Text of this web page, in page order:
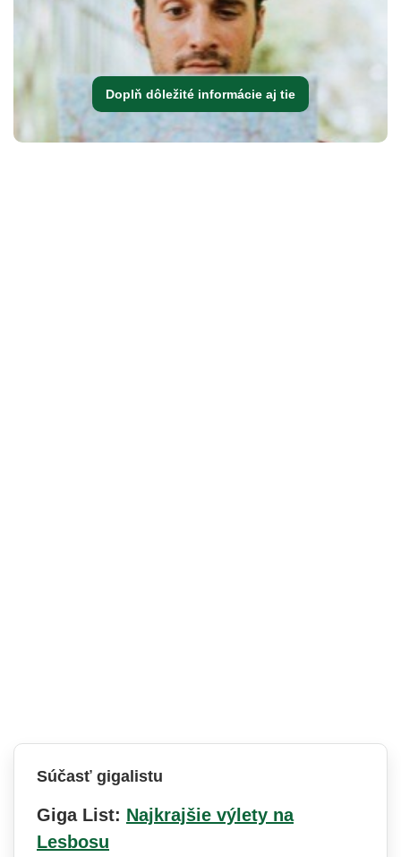
Doplň dôležité informácie aj tie
Súčasť gigalistu
Giga List: Najkrajšie výlety na
Lesbosu